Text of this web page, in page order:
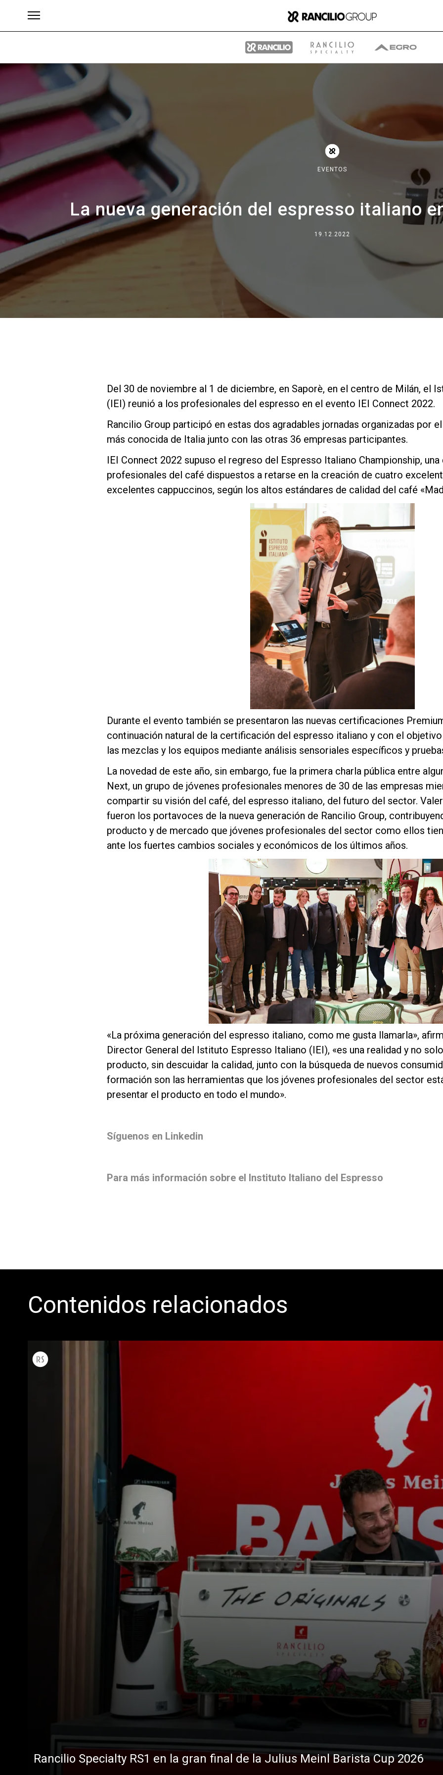
EVENTOS
La nueva generación del espresso italiano
19.12.2022
Del 30 de noviembre al 1 de diciembre, en Saporè, en el centro de Milán, el
(IEI) reunió a los profesionales del espresso en el evento IEI Connect 2022.
Rancilio Group participó en estas dos agradables jornadas organizadas por
más conocida de Italia junto con las otras 36 empresas participantes.
IEI Connect 2022 supuso el regreso del Espresso Italiano Championship,
profesionales del café dispuestos a retarse en la creación de cuatro
excelentes cappuccinos, según los altos estándares de calidad del café
Durante el evento también se presentaron las nuevas certificaciones
continuación natural de la certificación del espresso italiano y con el
las mezclas y los equipos mediante análisis sensoriales específicos y
La novedad de este año, sin embargo, fue la primera charla pública entre
Next, un grupo de jóvenes profesionales menores de 30 de las empresas
compartir su visión del café, del espresso italiano, del futuro del sector.
fueron los portavoces de la nueva generación de Rancilio Group,
producto y de mercado que jóvenes profesionales del sector como ellos
ante los fuertes cambios sociales y económicos de los últimos años.
«La próxima generación del espresso italiano, como me gusta llamarla»,
Director General del Istituto Espresso Italiano (IEI), «es una realidad y no
producto, sin descuidar la calidad, junto con la búsqueda de nuevos
formación son las herramientas que los jóvenes profesionales del sector
presentar el producto en todo el mundo».
Síguenos en Linkedin
Para más información sobre el Instituto Italiano del Espresso
Contenidos relacionados
Rancilio Specialty RS1 en la gran final de la Julius Meinl Barista Cup 2026
Productos
Brands Group
Quiénes somos
Qué hacemos
Dónde estamos
Trabaja con nosotros
Política de Privacidad